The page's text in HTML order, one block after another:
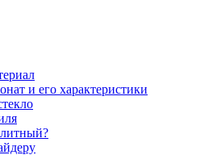
и его характеристики